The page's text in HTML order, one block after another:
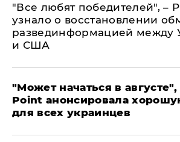
​"Все любят победителей", –
узнало о восстановлении
развединформацией между
и США
"Может начаться в августе",
Point анонсировала
для всех украинцев